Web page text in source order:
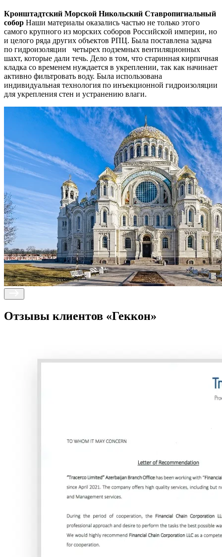
Кронштадтский Морской Никольский Ставропигиальный
собор Наши материалы оказались частью не только этого
самого крупного из морских соборов Российской империи, но
и целого ряда других объектов РПЦ. Была поставлена задача
по гидроизоляции четырех подземных вентиляционных
шахт, которые дали течь. Дело в том, что старинная кирпичная
кладка со временем нуждается в укреплении, так как начинает
активно фильтровать воду. Была использована
индивидуальная технология по инъекционной гидроизоляции
для укрепления стен и устранению влаги.
Отзывы клиентов «Геккон»